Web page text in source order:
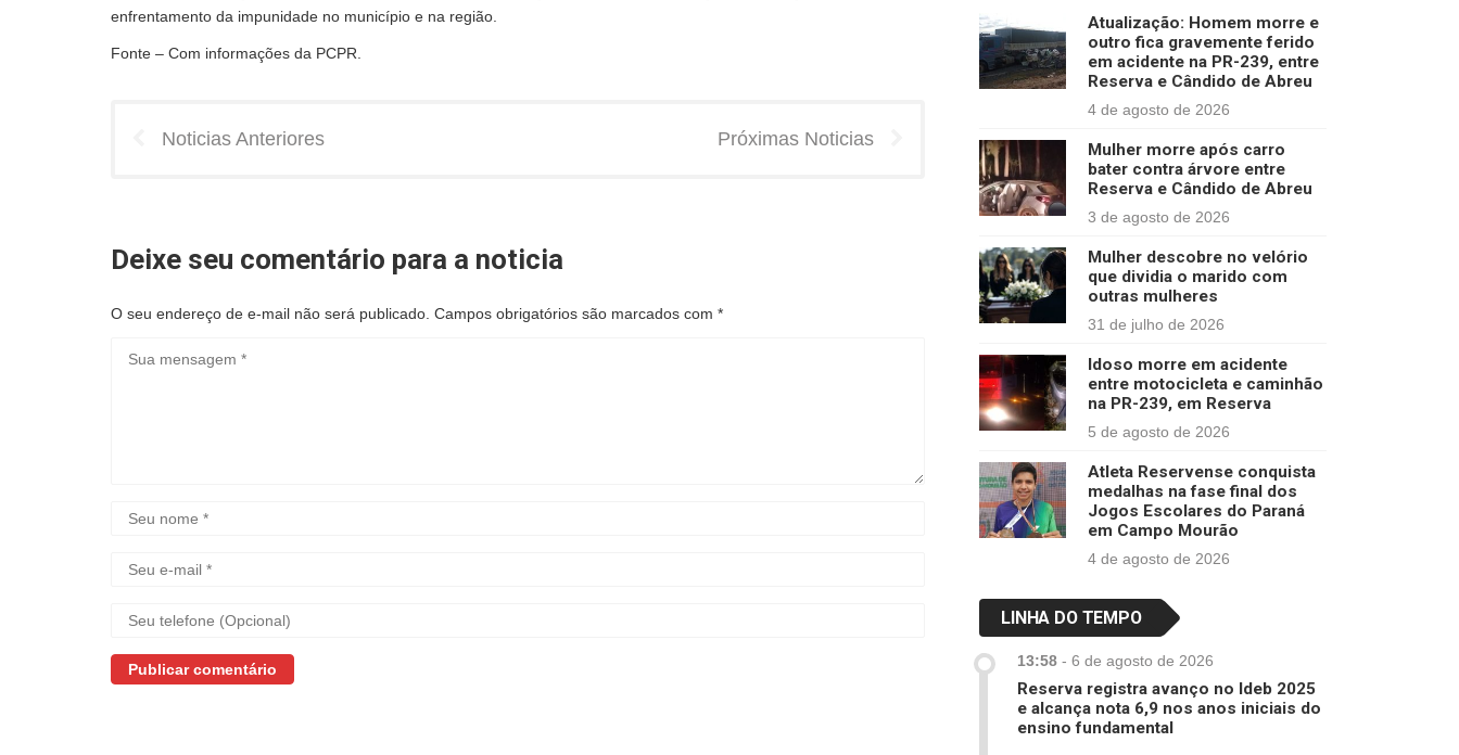
enfrentamento da impunidade no município e na região.
Fonte – Com informações da PCPR.
Noticias Anteriores Próximas Noticias
Deixe seu comentário para a noticia
O seu endereço de e-mail não será publicado. Campos obrigatórios são marcados com *
Atualização: Homem morre e
outro fica gravemente ferido
em acidente na PR-239, entre
Reserva e Cândido de Abreu
4 de agosto de 2026
Mulher morre após carro
bater contra árvore entre
Reserva e Cândido de Abreu
3 de agosto de 2026
Mulher descobre no velório
que dividia o marido com
outras mulheres
31 de julho de 2026
Idoso morre em acidente
entre motocicleta e caminhão
na PR-239, em Reserva
5 de agosto de 2026
Atleta Reservense conquista
medalhas na fase final dos
Jogos Escolares do Paraná
em Campo Mourão
4 de agosto de 2026
LINHA DO TEMPO
13:58 - 6 de agosto de 2026
Reserva registra avanço no Ideb 2025
e alcança nota 6,9 nos anos iniciais do
ensino fundamental